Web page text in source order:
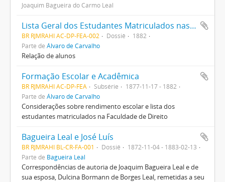
Joaquim Bagueira do Carmo Leal
Lista Geral dos Estudantes Matriculados nas Aulas Maiores da Faculdade de Direito de S. Paulo no Anno Lectivo de 1882
BR RJMRAHI AC-DP-FEA-002 Dossiê
1882
Parte de Álvaro de Carvalho
Relação de alunos
Formação Escolar e Acadêmica
BR RJMRAHI AC-DP-FEA Subsérie
1877-11-17 - 1882
Parte de Álvaro de Carvalho
Considerações sobre rendimento escolar e lista dos
estudantes matriculados na Faculdade de Direito
Bagueira Leal e José Luís
BR RJMRAHI BL-CR-FA-001 Dossiê
1872-11-04 - 1883-02-13
Parte de Bagueira Leal
Correspondências de autoria de Joaquim Bagueira Leal e de
sua esposa, Dulcina Bormann de Borges Leal, remetidas a seu